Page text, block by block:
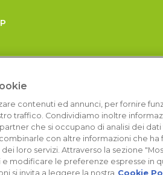
contenuti ed annunci, per fornire
traffico. Condividiamo inoltre
che si occupano di analisi dei
con altre informazioni che ha
loro servizi. Attraverso la sezione
modificare le preferenze espresse in
si invita a leggere la nostra Cookie